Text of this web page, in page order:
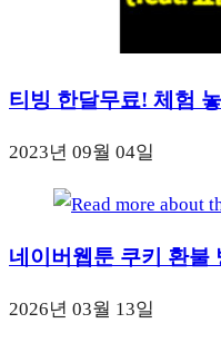
티빙 한달무료! 체험
2023년 09월 04일
네이버웹툰 쿠키 환불
2026년 03월 13일